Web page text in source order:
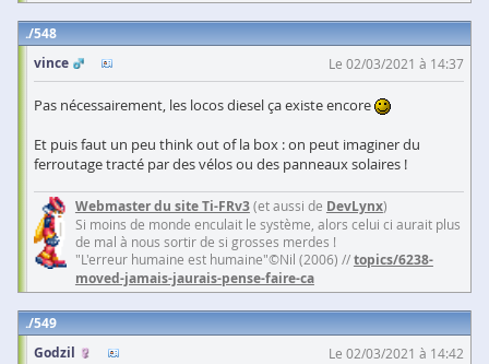
548
vince
Le 02/03/2021 à 14:37
Pas nécessairement, les locos diesel ça existe encore
Et puis faut un peu think out of la box : on peut imaginer du
ferroutage tracté par des vélos ou des panneaux solaires !
Webmaster du site Ti-FRv3(et aussi de DevLynx)
Si moins de monde enculait le système, alors celui ci aurait plus
de mal à nous sortir de si grosses merdes !
"L'erreur humaine est humaine"©Nil (2006) //topics/6238-
moved-jamais-jaurais-pense-faire-ca
549
Godzil
Le 02/03/2021 à 14:42